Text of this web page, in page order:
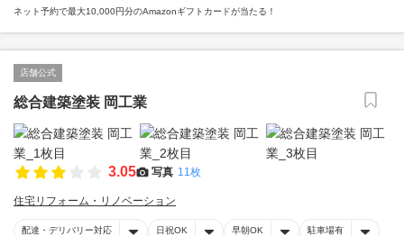
ネット予約で最大10,000円分のAmazonギフトカードが当たる！
店舗公式
総合建築塗装 岡工業
3.05 写真 11枚
住宅リフォーム・リノベーション
配達・デリバリー対応 日祝OK 早朝OK 駐車場有